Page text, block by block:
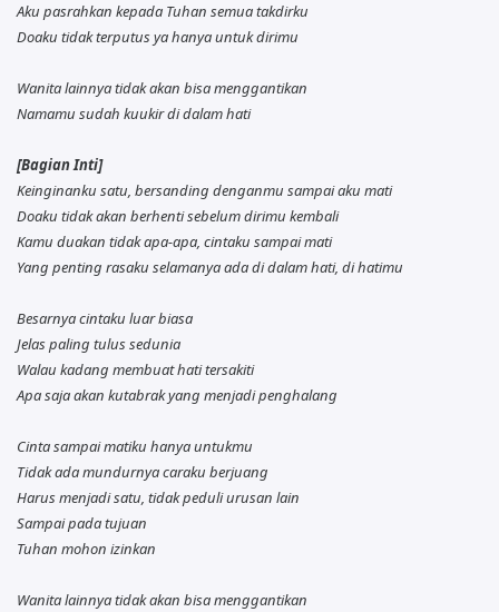
Aku pasrahkan kepada Tuhan semua takdirku
Doaku tidak terputus ya hanya untuk dirimu
Wanita lainnya tidak akan bisa menggantikan
Namamu sudah kuukir di dalam hati
[Bagian Inti]
Keinginanku satu, bersanding denganmu sampai aku mati
Doaku tidak akan berhenti sebelum dirimu kembali
Kamu duakan tidak apa-apa, cintaku sampai mati
Yang penting rasaku selamanya ada di dalam hati, di hatimu
Besarnya cintaku luar biasa
Jelas paling tulus sedunia
Walau kadang membuat hati tersakiti
Apa saja akan kutabrak yang menjadi penghalang
Cinta sampai matiku hanya untukmu
Tidak ada mundurnya caraku berjuang
Harus menjadi satu, tidak peduli urusan lain
Sampai pada tujuan
Tuhan mohon izinkan
Wanita lainnya tidak akan bisa menggantikan